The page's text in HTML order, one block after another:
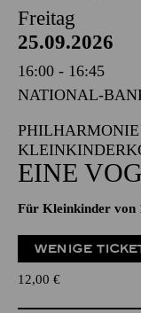
Freitag
25.09.2026
16:00 - 16:45
NATIONAL-
PHILHARMONIE
EINE
Für Kleinkinder von
WENIGE
12,00 €